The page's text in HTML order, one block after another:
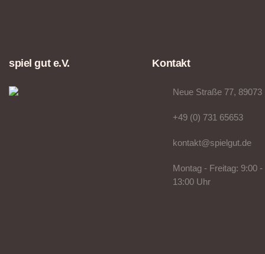
spiel gut e.V. Kontakt
Neue Straße 77, 89073
+49 (0) 731 65653
kontakt@spielgut.de
Montag - Freitag: 9:00 -
13:00 Uhr